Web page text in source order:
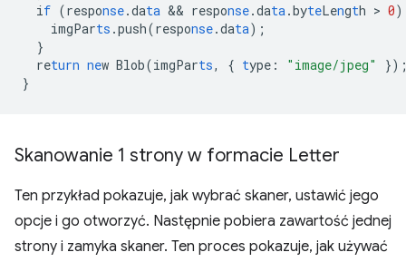
if (response.data && response.data.byteLength > 0)
imgParts .push(response.data);
}
return new Blob(imgParts, { type : "image/jpeg" }
}
Skanowanie 1 strony w formacie Letter
Ten przykład pokazuje, jak wybrać skaner, ustawić jego
opcje i go otworzyć. Następnie pobiera zawartość jednej
strony i zamyka skaner. Ten proces pokazuje, jak używać